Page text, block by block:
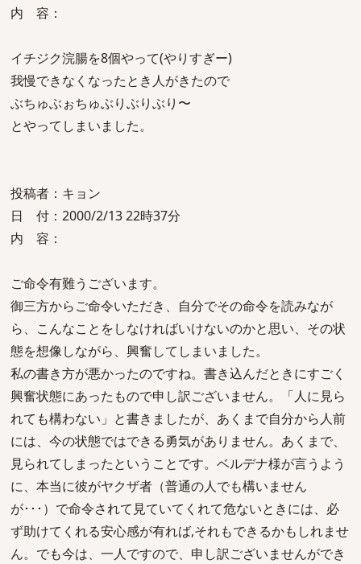
内 容：
イチジク浣腸を8個やって(やりすぎー)
我慢できなくなったとき人がきたので
ぶちゅぶぉちゅぶりぶりぶり〜
とやってしまいました。
投稿者：キョン
日 付：2000/2/13 22時37分
内 容：
ご命令有難うございます。
御三方からご命令いただき、自分でその命令を読みなが
ら、こんなことをしなければいけないのかと思い、その状
態を想像しながら、興奮してしまいました。
私の書き方が悪かったのですね。書き込んだときにすごく
興奮状態にあったもので申し訳ございません。「人に見ら
れても構わない」と書きましたが、あくまで自分から人前
には、今の状態ではできる勇気がありません。あくまで、
見られてしまったということです。ベルデナ様が言うよう
に、本当に彼がヤクザ者（普通の人でも構いません
が･･･）で命令されて見ていてくれて危ないときには、必
ず助けてくれる安心感が有れば,それもできるかもしれませ
ん。でも今は、一人ですので、申し訳ございませんができ